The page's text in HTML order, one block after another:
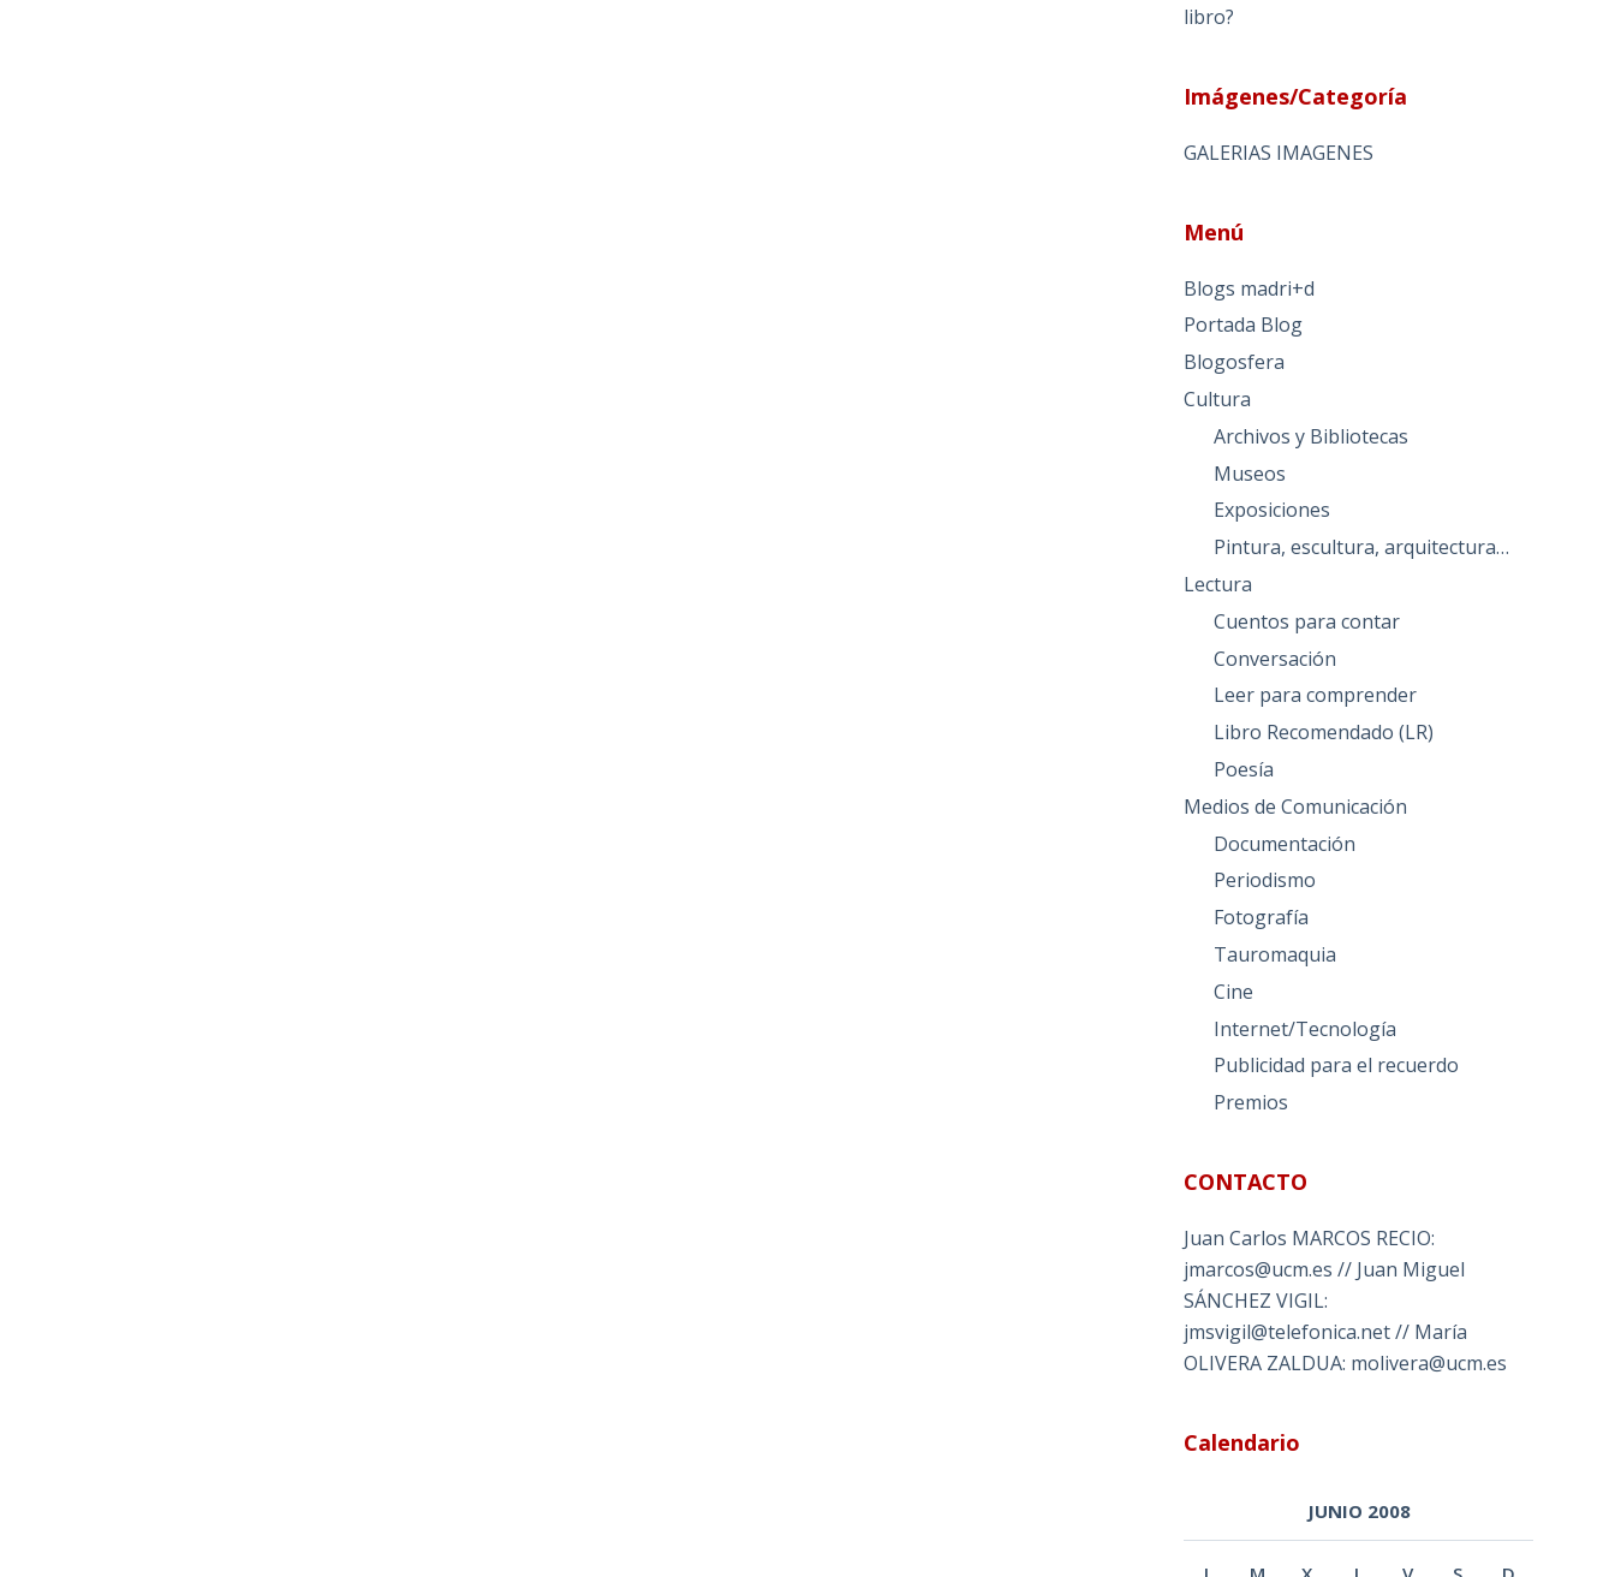
libro?
Imágenes/Categoría
GALERIAS IMAGENES
Menú
Blogs madri+d
Portada Blog
Blogosfera
Cultura
Archivos y Bibliotecas
Museos
Exposiciones
Pintura, escultura, arquitectura…
Lectura
Cuentos para contar
Conversación
Leer para comprender
Libro Recomendado (LR)
Poesía
Medios de Comunicación
Documentación
Periodismo
Fotografía
Tauromaquia
Cine
Internet/Tecnología
Publicidad para el recuerdo
Premios
CONTACTO
Juan Carlos MARCOS RECIO:
jmarcos@ucm.es // Juan Miguel
SÁNCHEZ VIGIL:
jmsvigil@telefonica.net // María
OLIVERA ZALDUA: molivera@ucm.es
Calendario
JUNIO 2008